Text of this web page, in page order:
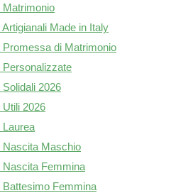
Matrimonio
Made in Italy
Promessa di Matrimonio
Personalizzate
2026
2026
Laurea
Nascita Maschio
Nascita Femmina
Battesimo Femmina